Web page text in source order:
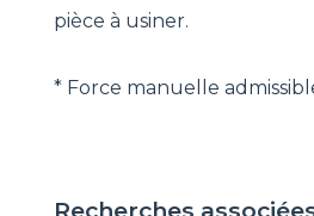
pièce à usiner.
* Force manuelle
Recherches